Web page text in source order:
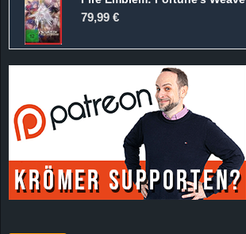
79,99 €